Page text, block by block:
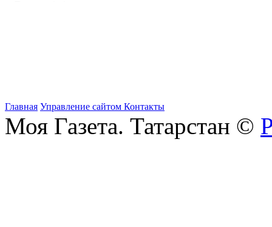
Главная Управление сайтом Контакты
Моя Газета. Татарстан ©